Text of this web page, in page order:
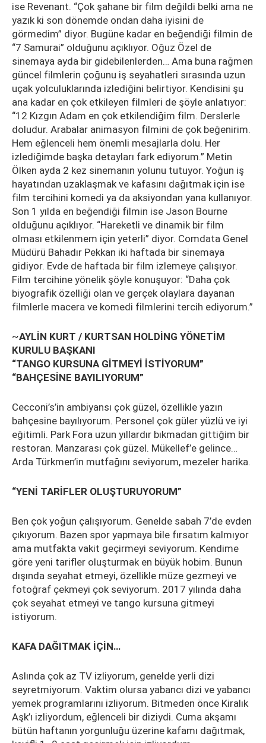
ise Revenant. “Çok şahane bir film değildi belki ama ne
yazık ki son dönemde ondan daha iyisini de
görmedim” diyor. Bugüne kadar en beğendiği filmin de
“7 Samurai” olduğunu açıklıyor. Oğuz Özel de
sinemaya ayda bir gidebilenlerden… Ama buna rağmen
güncel filmlerin çoğunu iş seyahatleri sırasında uzun
uçak yolculuklarında izlediğini belirtiyor. Kendisini şu
ana kadar en çok etkileyen filmleri de şöyle anlatıyor:
“12 Kızgın Adam en çok etkilendiğim film. Derslerle
doludur. Arabalar animasyon filmini de çok beğenirim.
Hem eğlenceli hem önemli mesajlarla dolu. Her
izlediğimde başka detayları fark ediyorum.” Metin
Ölken ayda 2 kez sinemanın yolunu tutuyor. Yoğun iş
hayatından uzaklaşmak ve kafasını dağıtmak için ise
film tercihini komedi ya da aksiyondan yana kullanıyor.
Son 1 yılda en beğendiği filmin ise Jason Bourne
olduğunu açıklıyor. “Hareketli ve dinamik bir film
olması etkilenmem için yeterli” diyor. Comdata Genel
Müdürü Bahadır Pekkan iki haftada bir sinemaya
gidiyor. Evde de haftada bir film izlemeye çalışıyor.
Film tercihine yönelik şöyle konuşuyor: “Daha çok
biyografik özelliği olan ve gerçek olaylara dayanan
filmlerle macera ve komedi filmlerini tercih ediyorum.”
~AYLİN KURT / KURTSAN HOLDİNG YÖNETİM
KURULU BAŞKANI
“TANGO KURSUNA GİTMEYİ İSTİYORUM”
“BAHÇESİNE BAYILIYORUM”
Cecconi’s’in ambiyansı çok güzel, özellikle yazın
bahçesine bayılıyorum. Personel çok güler yüzlü ve iyi
eğitimli. Park Fora uzun yıllardır bıkmadan gittiğim bir
restoran. Manzarası çok güzel. Mükellef’e gelince…
Arda Türkmen’in mutfağını seviyorum, mezeler harika.
“YENİ TARİFLER OLUŞTURUYORUM”
Ben çok yoğun çalışıyorum. Genelde sabah 7’de evden
çıkıyorum. Bazen spor yapmaya bile fırsatım kalmıyor
ama mutfakta vakit geçirmeyi seviyorum. Kendime
göre yeni tarifler oluşturmak en büyük hobim. Bunun
dışında seyahat etmeyi, özellikle müze gezmeyi ve
fotoğraf çekmeyi çok seviyorum. 2017 yılında daha
çok seyahat etmeyi ve tango kursuna gitmeyi
istiyorum.
KAFA DAĞITMAK İÇİN…
Aslında çok az TV izliyorum, genelde yerli dizi
seyretmiyorum. Vaktim olursa yabancı dizi ve yabancı
yemek programlarını izliyorum. Bitmeden önce Kiralık
Aşk’ı izliyordum, eğlenceli bir diziydi. Cuma akşamı
bütün haftanın yorgunluğu üzerine kafamı dağıtmak,